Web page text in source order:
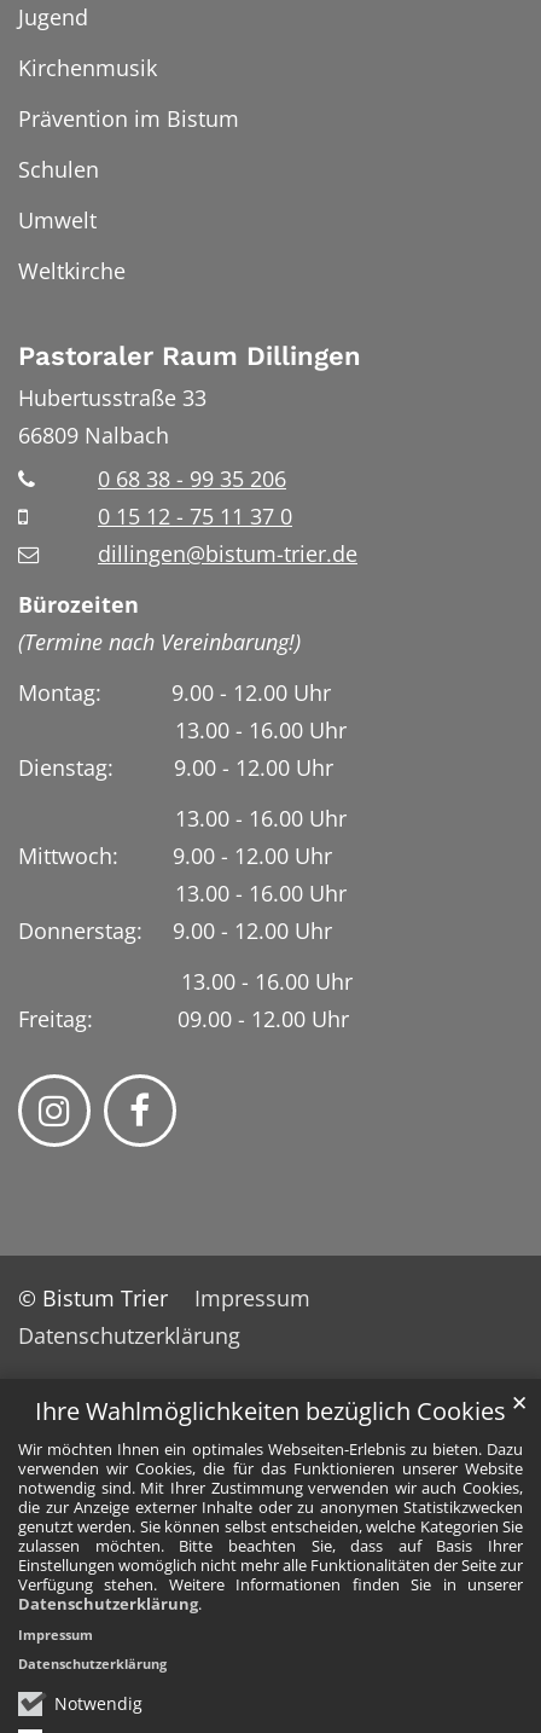
Ihre Wahlmöglichkeiten bezüglich Cookies
Wir möchten Ihnen ein optimales Webseiten-Erlebnis zu bieten. Dazu
verwenden wir Cookies, die für das Funktionieren unserer Website
notwendig sind. Mit Ihrer Zustimmung verwenden wir auch Cookies,
die zur Anzeige externer Inhalte oder zu anonymen Statistikzwecken
genutzt werden. Sie können selbst entscheiden, welche Kategorien Sie
zulassen möchten. Bitte beachten Sie, dass auf Basis Ihrer
Einstellungen womöglich nicht mehr alle Funktionalitäten der Seite zur
Verfügung stehen. Weitere Informationen finden Sie in unserer
Datenschutzerklärung.
Notwendig
✕
Impressum
Datenschutzerklärung
Jugend
Kirchenmusik
Prävention im Bistum
Schulen
Umwelt
Weltkirche
Pastoraler Raum Dillingen
Hubertusstraße 33
66809 Nalbach
0 68 38 - 99 35 206
0 15 12 - 75 11 37 0
dillingen@bistum-trier.de
Bürozeiten
(Termine nach Vereinbarung!)
Montag: 9.00 - 12.00 Uhr
13.00 - 16.00 Uhr
Dienstag:
9.00 - 12.00 Uhr
13.00 - 16.00 Uhr
Mittwoch: 9.00 - 12.00 Uhr
13.00 - 16.00 Uhr
Donnerstag: 9.00 - 12.00 Uhr
13.00 - 16.00 Uhr
Freitag: 09.00 - 12.00 Uhr
© Bistum Trier
Impressum
Datenschutzerklärung